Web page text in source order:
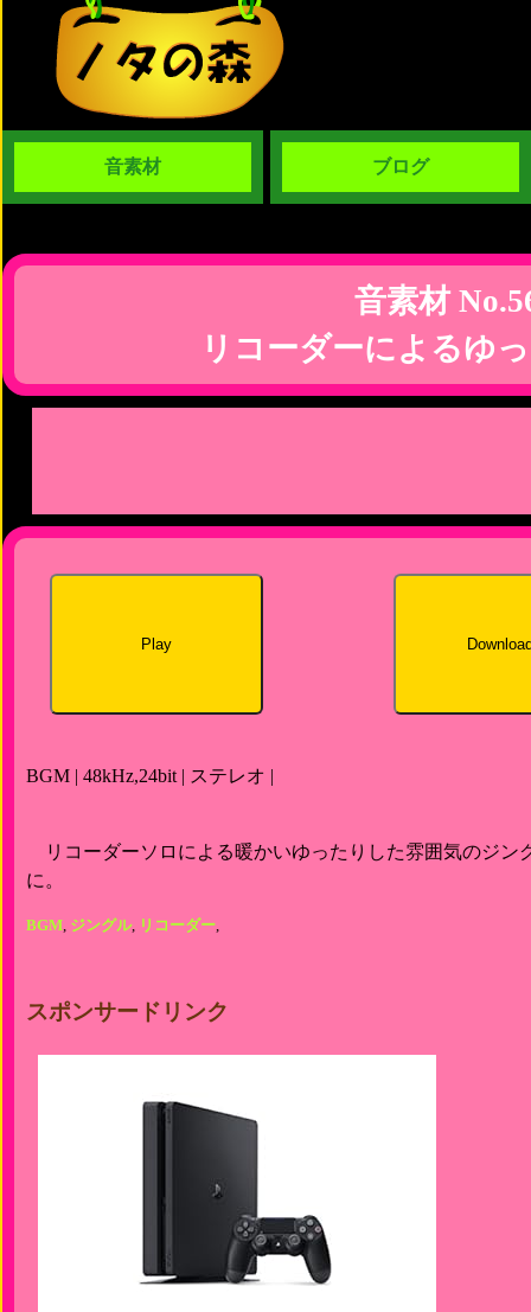
音素材 ブログ
音素材
リコーダーによるゆ
Play
BGM | 48kHz,24bit | ステレオ |
リコーダーソロによる暖かいゆったりした雰囲気のジ
に。
BGM, ジングル, リコーダー,
スポンサードリンク